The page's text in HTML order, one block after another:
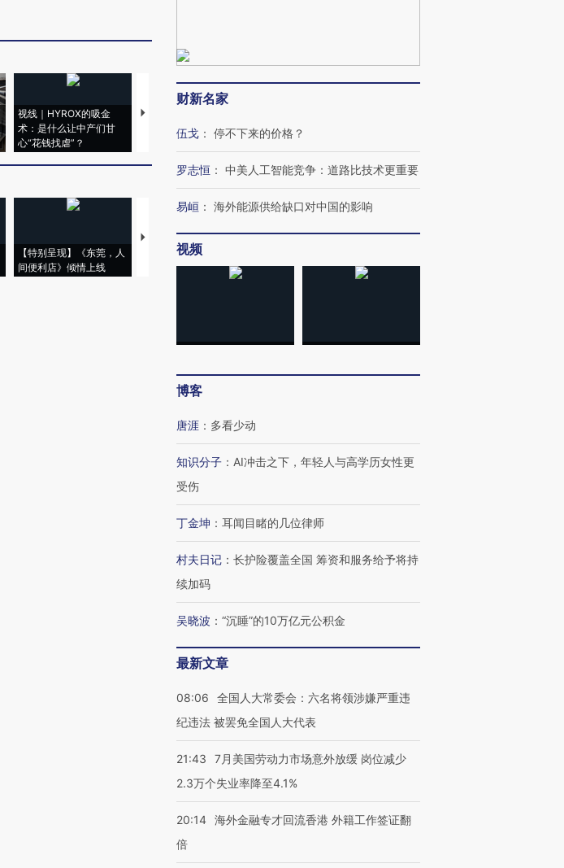
视线｜HYROX的吸金
术：是什么让中产们甘
心“花钱找虐”？
马航飞行员跨国走私7万
粒摇头丸 尿检体内含3种
度Z世代 用街头抗争将教
育部长拱下台
【特别呈现】《东莞，人
间便利店》倾情上线
【推广】走进第四届链博
会，让数智科技“链”接产
有意思的生活方式·第三对
【商旅对话】华住集团
住三大增长引擎是什么？
财新名家
伍戈 ： 停不下来的价格？
罗志恒 ： 中美人工智能竞争：道路比技术更重要
易峘 ： 海外能源供给缺口对中国的影响
视频
博客
唐涯 ： 多看少动
知识分子 ： AI冲击之下，年轻人与高学历女性更
受伤
丁金坤 ： 耳闻目睹的几位律师
村夫日记 ： 长护险覆盖全国 筹资和服务给予将持
续加码
吴晓波 ： “沉睡”的10万亿元公积金
最新文章
08:06
全国人大常委会：六名将领涉嫌严重违
纪违法 被罢免全国人大代表
21:43
7月美国劳动力市场意外放缓 岗位减少
2.3万个失业率降至4.1%
20:14 海外金融专才回流香港 外籍工作签证翻
倍